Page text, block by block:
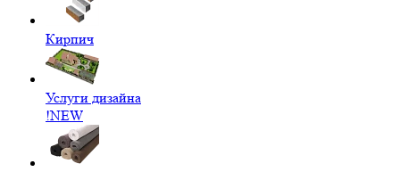
Кирпич
Услуги дизайна
!NEW